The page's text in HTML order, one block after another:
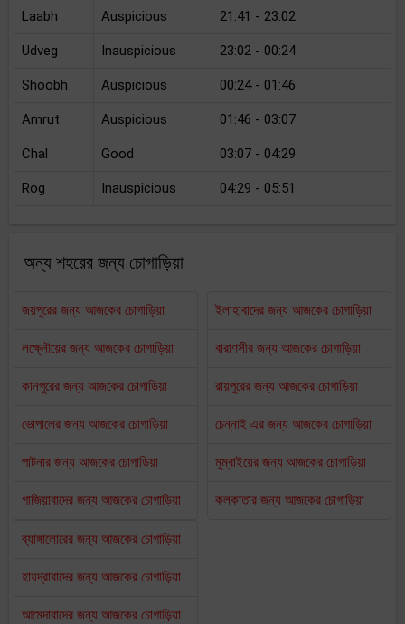
Laabh Auspicious 21:41 - 23:02
Udveg Inauspicious 23:02 - 00:24
Shoobh Auspicious 00:24 - 01:46
Amrut Auspicious 01:46 - 03:07
Chal Good 03:07 - 04:29
Rog Inauspicious 04:29 - 05:51
অন্য শহরের জন্য চোগাড়িয়া
জয়পুরের জন্য আজকের চোগাড়িয়া
লক্ষ্নৌয়ের জন্য আজকের চোগাড়িয়া
কানপুরের জন্য আজকের চোগাড়িয়া
ভোপালের জন্য আজকের চোগাড়িয়া
পাটনার জন্য আজকের চোগাড়িয়া
গাজিয়াবাদের জন্য আজকের চোগাড়িয়া
ইলাহাবাদের জন্য আজকের চোগাড়িয়া
বারাণসীর জন্য আজকের চোগাড়িয়া
রায়পুরের জন্য আজকের চোগাড়িয়া
চেন্নাই এর জন্য আজকের চোগাড়িয়া
মুম্বাইয়ের জন্য আজকের চোগাড়িয়া
কলকাতার জন্য আজকের চোগাড়িয়া
ব্যাঙ্গালোরের জন্য আজকের চোগাড়িয়া
হায়দ্রাবাদের জন্য আজকের চোগাড়িয়া
আমেদাবাদের জন্য আজকের চোগাড়িয়া